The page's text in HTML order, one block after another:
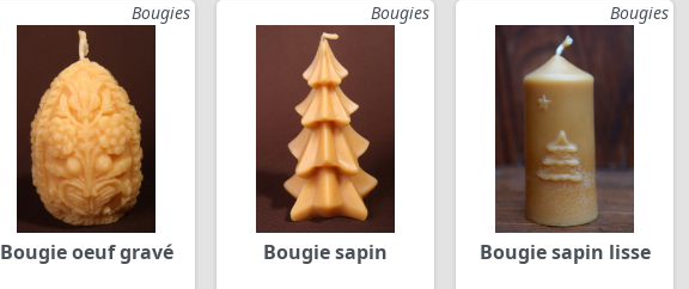
Bougies
Bougie oeuf gravé
Bougies
Bougie sapin
Bougies
Bougie sapin lisse